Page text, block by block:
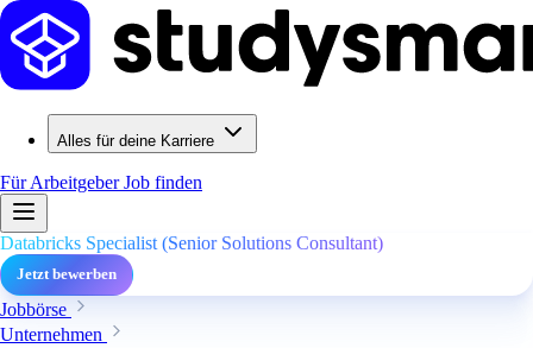
Alles für deine Karriere
Für ArbeitgeberJob finden
Databricks Specialist (Senior Solutions Consultant)
Jetzt bewerben
Jobbörse
Unternehmen